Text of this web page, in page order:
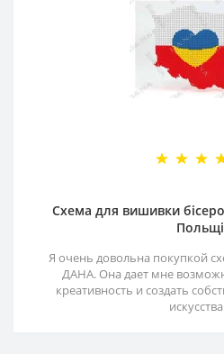
Схема для вишивки
Я очень довольна покупкой
ДАНА. Она дает мне
креативность и создать